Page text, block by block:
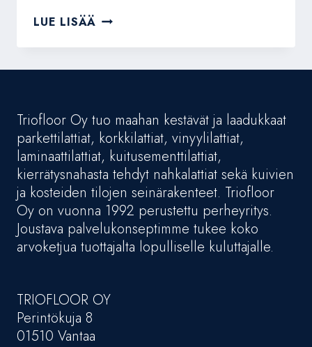
LUE LISÄÄ C7
MICODUR
Triofloor Oy tuo maahan kestävät ja laadukkaat
parkettilattiat, korkkilattiat, vinyylilattiat,
laminaattilattiat, kuitusementtilattiat,
kierrätysnahasta tehdyt nahkalattiat sekä kuivien
ja kosteiden tilojen seinärakenteet. Triofloor
Oy on vuonna 1992 perustettu perheyritys.
Joustava palvelukonseptimme tukee koko
arvoketjua tuottajalta lopulliselle kuluttajalle.
TRIOFLOOR OY
Perintökuja 8
01510 Vantaa